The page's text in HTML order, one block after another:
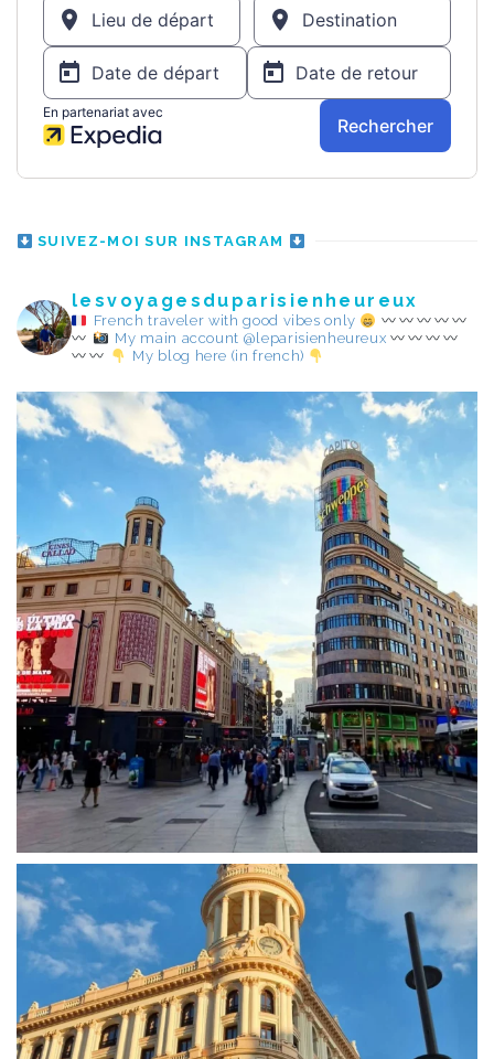
SUIVEZ-MOI SUR INSTAGRAM
lesvoyagesduparisienheureux
French traveler with good vibes only
My main account @leparisienheureux
My blog here (in french)